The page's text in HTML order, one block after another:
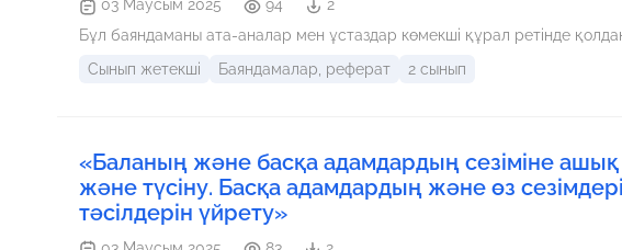
03 Маусым 2025 94
2
Бұл баяндаманы ата-аналар мен ұстаздар көмекші құрал ретінде
Сынып жетекші
Баяндамалар, реферат 2 сынып
«Баланың және басқа адамдардың сезіміне
және түсіну. Басқа адамдардың және өз
тәсілдерін үйрету»